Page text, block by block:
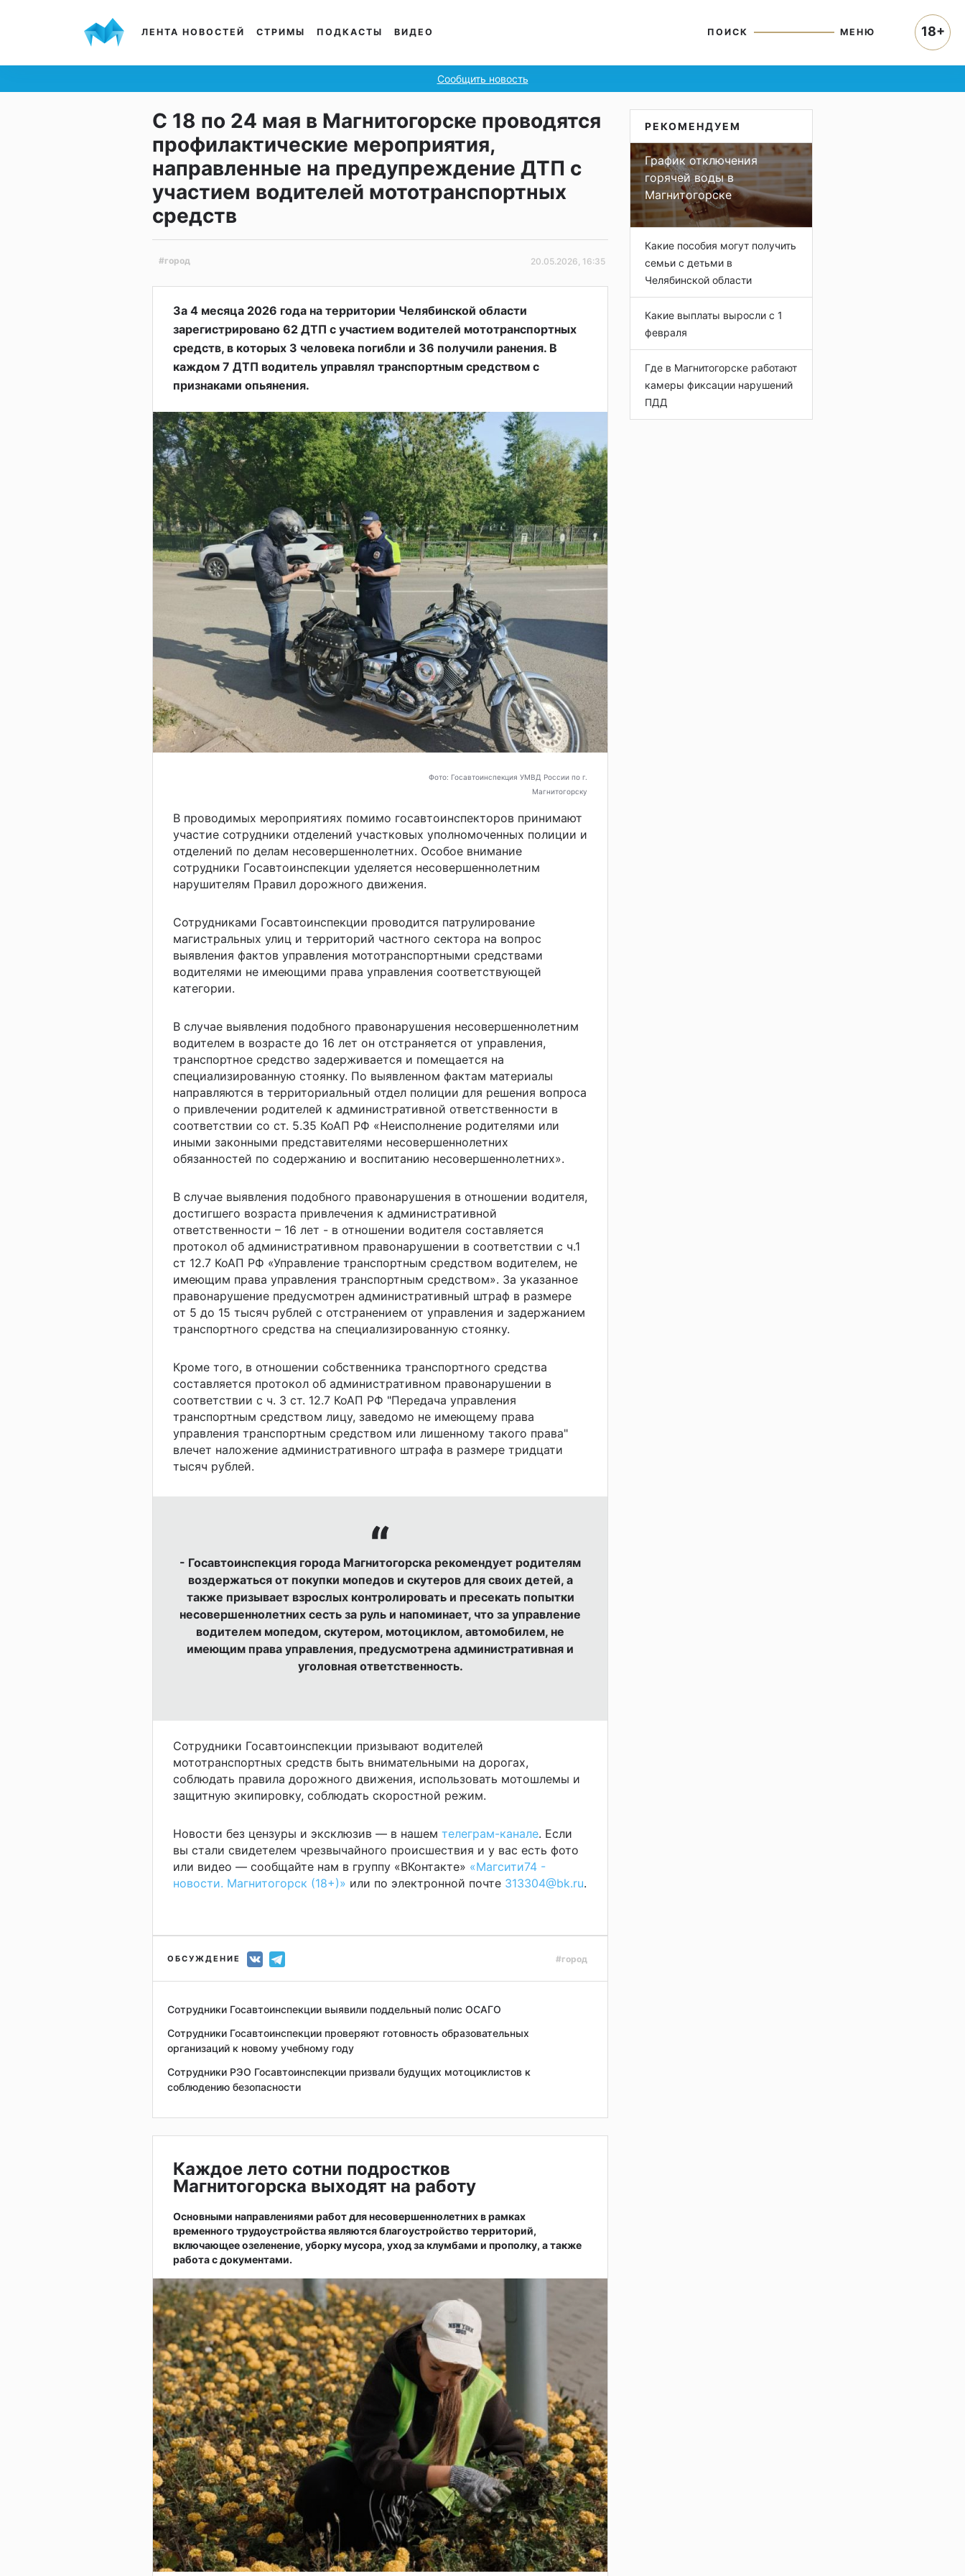
ЛЕНТА НОВОСТЕЙ СТРИМЫ ПОДКАСТЫ ВИДЕО ПОИСК МЕНЮ
Сообщить новость
С 18 по 24 мая в Магнитогорске проводятся
профилактические мероприятия,
направленные на предупреждение ДТП с
участием водителей мототранспортных
средств
#город 20.05.2026, 16:35
За 4 месяца 2026 года на территории Челябинской области
зарегистрировано 62 ДТП с участием водителей мототранспортных
средств, в которых 3 человека погибли и 36 получили ранения. В
каждом 7 ДТП водитель управлял транспортным средством с
признаками опьянения.
Фото: Госавтоинспекция УМВД России по г.
Магнитогорску
В проводимых мероприятиях помимо госавтоинспекторов принимают
участие сотрудники отделений участковых уполномоченных полиции и
отделений по делам несовершеннолетних. Особое внимание
сотрудники Госавтоинспекции уделяется несовершеннолетним
нарушителям Правил дорожного движения.
Cотрудниками Госавтоинспекции проводится патрулирование
магистральных улиц и территорий частного сектора на вопрос
выявления фактов управления мототранспортными средствами
водителями не имеющими права управления соответствующей
категории.
В случае выявления подобного правонарушения несовершеннолетним
водителем в возрасте до 16 лет он отстраняется от управления,
транспортное средство задерживается и помещается на
специализированную стоянку. По выявленном фактам материалы
направляются в территориальный отдел полиции для решения вопроса
о привлечении родителей к административной ответственности в
соответствии со ст. 5.35 КоАП РФ «Неисполнение родителями или
иными законными представителями несовершеннолетних
обязанностей по содержанию и воспитанию несовершеннолетних».
В случае выявления подобного правонарушения в отношении водителя,
достигшего возраста привлечения к административной
ответственности – 16 лет - в отношении водителя составляется
протокол об административном правонарушении в соответствии с ч.1
ст 12.7 КоАП РФ «Управление транспортным средством водителем, не
имеющим права управления транспортным средством». За указанное
правонарушение предусмотрен административный штраф в размере
от 5 до 15 тысяч рублей с отстранением от управления и задержанием
транспортного средства на специализированную стоянку.
Кроме того, в отношении собственника транспортного средства
составляется протокол об административном правонарушении в
соответствии с ч. 3 ст. 12.7 КоАП РФ "Передача управления
транспортным средством лицу, заведомо не имеющему права
управления транспортным средством или лишенному такого права"
влечет наложение административного штрафа в размере тридцати
тысяч рублей.
- Госавтоинспекция города Магнитогорска рекомендует родителям
воздержаться от покупки мопедов и скутеров для своих детей, а
также призывает взрослых контролировать и пресекать попытки
несовершеннолетних сесть за руль и напоминает, что за управление
водителем мопедом, скутером, мотоциклом, автомобилем, не
имеющим права управления, предусмотрена административная и
уголовная ответственность.
Сотрудники Госавтоинспекции призывают водителей
мототранспортных средств быть внимательными на дорогах,
соблюдать правила дорожного движения, использовать мотошлемы и
защитную экипировку, соблюдать скоростной режим.
Новости без цензуры и эксклюзив — в нашем телеграм-канале. Если
вы стали свидетелем чрезвычайного происшествия и у вас есть фото
или видео — сообщайте нам в группу «ВКонтакте» «Магсити74 -
новости. Магнитогорск (18+)» или по электронной почте 313304@bk.ru.
ОБСУЖДЕНИЕ #город
Сотрудники Госавтоинспекции выявили поддельный полис ОСАГО
Сотрудники Госавтоинспекции проверяют готовность образовательных
организаций к новому учебному году
Сотрудники РЭО Госавтоинспекции призвали будущих мотоциклистов к
соблюдению безопасности
Каждое лето сотни подростков
Магнитогорска выходят на работу
Основными направлениями работ для несовершеннолетних в рамках
временного трудоустройства являются благоустройство территорий,
включающее озеленение, уборку мусора, уход за клумбами и прополку, а также
работа с документами.
РЕКОМЕНДУЕМ
График отключения
горячей воды в
Магнитогорске
Какие пособия могут получить
семьи с детьми в
Челябинской области
Какие выплаты выросли с 1
февраля
Где в Магнитогорске работают
камеры фиксации нарушений
ПДД
18+